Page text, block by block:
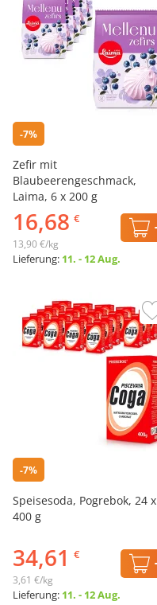
-7%
Zefir mit
Blaubeerengeschmack,
Laima, 6 х 200 g
16,68 €
13,90 €/kg
Lieferung: 11. - 12 Aug.
-7%
Speisesoda, Pogrebok, 24 х
400 g
34,61 €
3,61 €/kg
Lieferung: 11. - 12 Aug.